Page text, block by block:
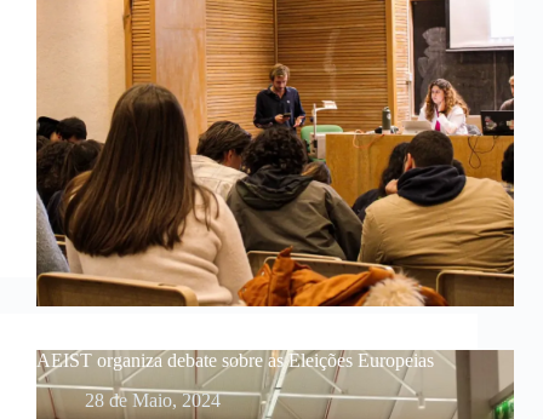
AEIST organiza debate sobre as Eleições Europeias
28 de Maio, 2024